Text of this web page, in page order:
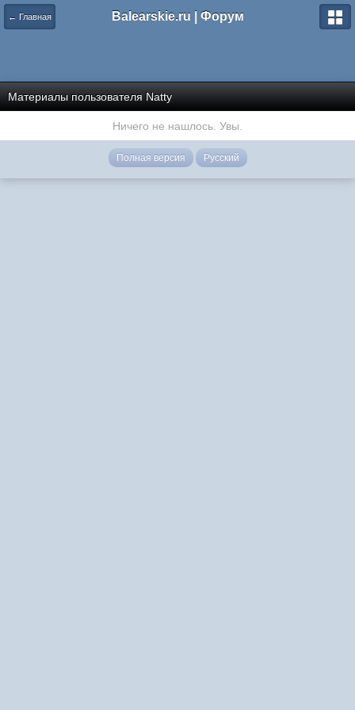
← Главная Balearskie.ru | Форум
Материалы пользователя Natty
Ничего не нашлось. Увы.
Полная версия Русский